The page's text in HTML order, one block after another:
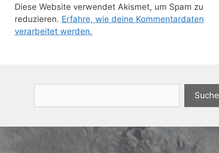
Diese Website verwendet Akismet, um Spam zu
reduzieren. Erfahre, wie deine Kommentardaten
verarbeitet werden.